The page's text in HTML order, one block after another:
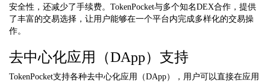
安全性，还减少了手续费。TokenPocket与多个知名DEX合作，提供
了丰富的交易选择，让用户能够在一个平台内完成多样化的交易操
作。
去中心化应用（DApp）支持
TokenPocket支持各种去中心化应用（DApp），用户可以直接在应用